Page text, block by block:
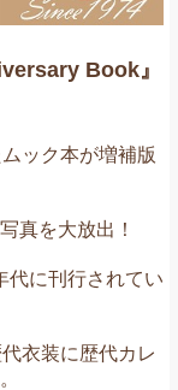
Book』
ック本が増補版
真を大放出！
代に刊行されてい
衣装に歴代カレ